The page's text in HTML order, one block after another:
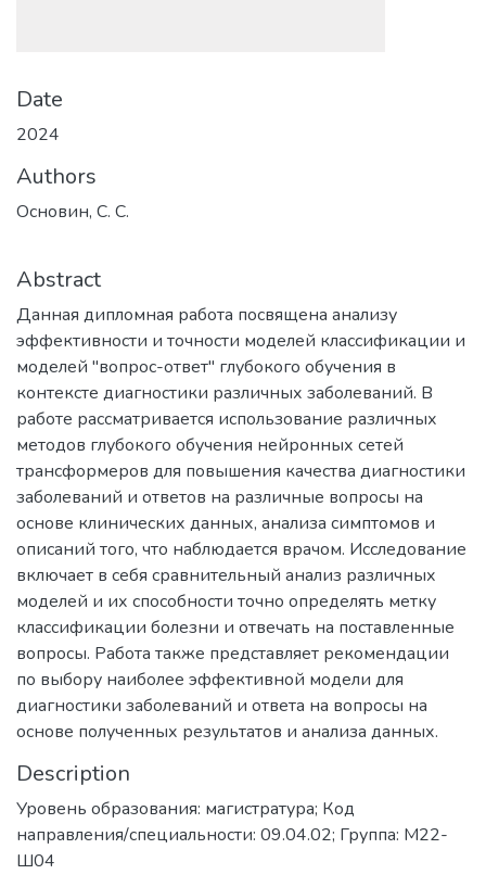
Date
2024
Authors
Основин, С. С.
Abstract
Данная дипломная работа посвящена анализу
эффективности и точности моделей классификации и
моделей "вопрос-ответ" глубокого обучения в
контексте диагностики различных заболеваний. В
работе рассматривается использование различных
методов глубокого обучения нейронных сетей
трансформеров для повышения качества диагностики
заболеваний и ответов на различные вопросы на
основе клинических данных, анализа симптомов и
описаний того, что наблюдается врачом. Исследование
включает в себя сравнительный анализ различных
моделей и их способности точно определять метку
классификации болезни и отвечать на поставленные
вопросы. Работа также представляет рекомендации
по выбору наиболее эффективной модели для
диагностики заболеваний и ответа на вопросы на
основе полученных результатов и анализа данных.
Description
Уровень образования: магистратура; Код
направления/специальности: 09.04.02; Группа: М22-
Ш04